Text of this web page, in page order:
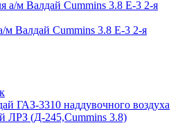
м Валдай Cummins 3.8 Е-3 2-я